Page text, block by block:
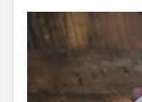
3.2
ディ
レイ